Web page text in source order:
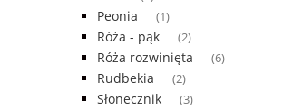
Peonia (1)
Róża - pąk (2)
Róża rozwinięta (6)
Rudbekia (2)
Słonecznik (3)